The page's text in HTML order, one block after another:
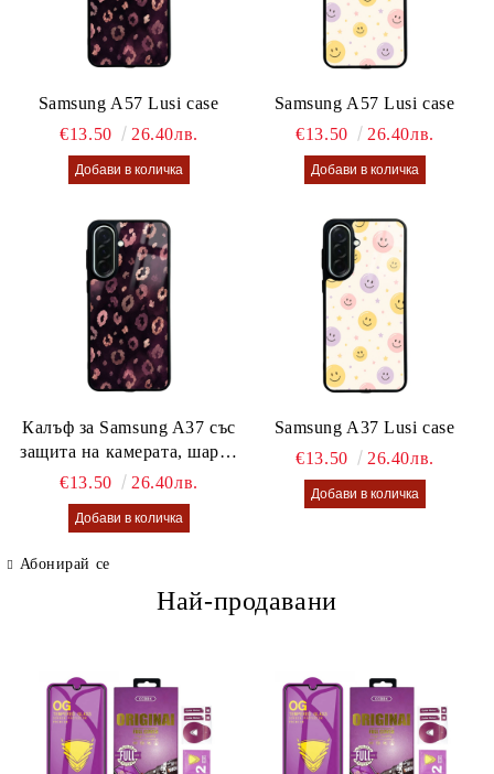
Samsung A57 Lusi case
€13.50
26.40лв.
Samsung A57 Lusi case
€13.50
26.40лв.
Калъф за Samsung A37 със
защита на камерата, шарен
калъф Lusi case
€13.50 26.40лв.
Samsung A37 Lusi case
€13.50
26.40лв.
Абонирай се
Най-продавани